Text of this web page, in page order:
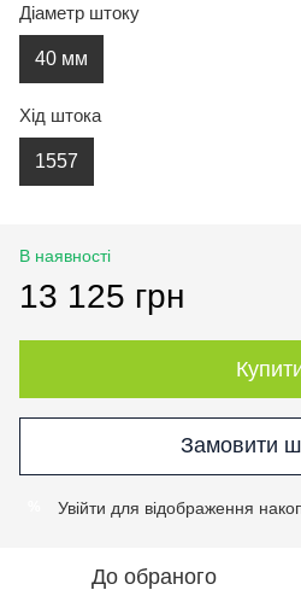
Діаметр штоку
40 мм
Хід штока
1557
В наявності
13 125 грн
Замовити
Увійти для відображення
До обраного